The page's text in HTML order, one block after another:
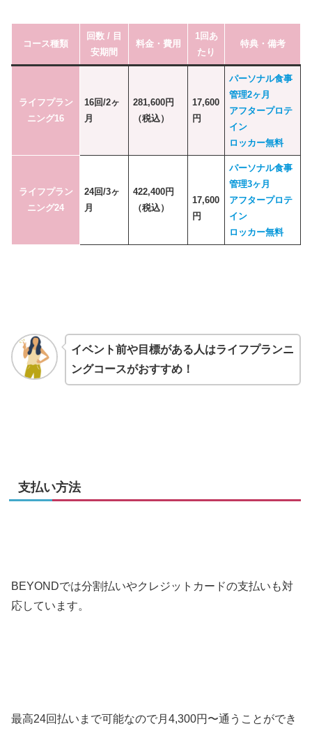
コース種類
回数 / 目
安期間
料金・費用
1回あ
たり
特典・備考
ライフプラン
ニング16
16回/2ヶ
月
281,600円
（税込）
17,600
円
パーソナル食事
管理2ヶ月
アフタープロテ
イン
ロッカー無料
ライフプラン
ニング24
24回/3ヶ
月
422,400円
（税込）
17,600
円
パーソナル食事
管理3ヶ月
アフタープロテ
イン
ロッカー無料
イベント前や目標がある人はライフプランニ
ングコースがおすすめ！
支払い方法
BEYONDでは分割払いやクレジットカードの支払いも対
応しています。
最高24回払いまで可能なので月4,300円〜通うことができ